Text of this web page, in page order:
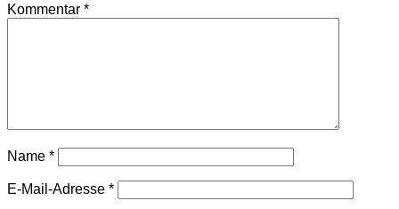
Kommentar *
Name *
E-Mail-Adresse *